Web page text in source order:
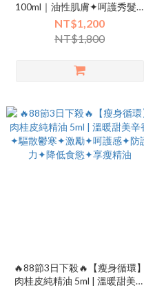
100ml｜油性肌膚✦呵護秀髮✦
淨化毛孔✦潤澤滋養
NT$1,200
NT$1,800
🔥88節3日下殺🔥【瘦身循環】
肉桂皮純精油 5ml | 溫暖甜美辛